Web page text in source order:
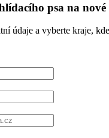
psa na
údaje a vyberte kraje,